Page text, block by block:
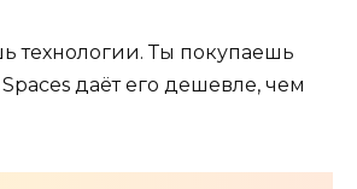
технологии. Ты покупаешь
даёт его дешевле, чем